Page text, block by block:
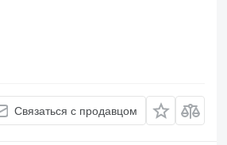
Связаться с продавцом